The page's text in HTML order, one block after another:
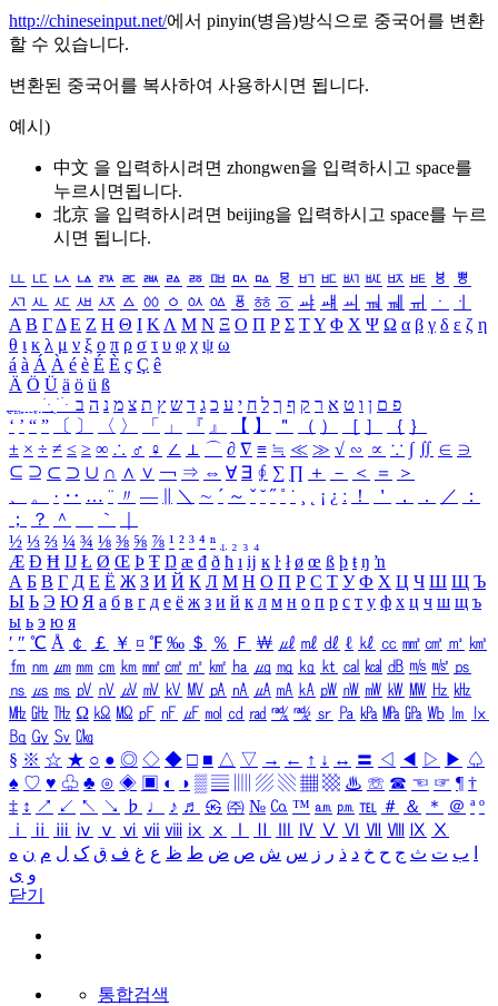
http://chineseinput.net/에서 pinyin(병음)방식으로 중국어를 변환
할 수 있습니다.
변환된 중국어를 복사하여 사용하시면 됩니다.
예시)
中文 을 입력하시려면 zhongwen을 입력하시고 space를
누르시면됩니다.
北京 을 입력하시려면 beijing을 입력하시고 space를 누르
시면 됩니다.
ㅥ ㅦ ㅧ ㅨ ㅩ ㅪ ㅫ ㅬ ㅭ ㅮ ㅯ ㅰ ㅱ ㅲ ㅳ ㅴ ㅵ ㅶ ㅷ ㅸ
ㅹ
ㅺ ㅻ ㅼ ㅽ ㅾ ㅿ ㆀ ㆁ ㆂ ㆃ ㆄ ㆅ ㆆ ㆇ ㆈ ㆉ ㆊ ㆋ ㆌ ㆍ
ㆎ
Α Β ΓΔ Ε Ζ Η Θ Ι ΚΛ Μ Ν Ξ Ο Π Ρ Σ ΤΥ Φ Χ Ψ Ω α β γ δ ε ζ η
θ ι κ λ μ ν ξ ο π ρ σ τ υ φ χ ψ ω
á à Á À é è É È ç Ç ê
Ä Ö Ü ä ö ü ß
ִֶֹ ֻּ ׁׂ פ ם ן ו ט א ר ק ף ך ל ח י ע כ ג ד ש ץ ת צ מ נ ה ב
‘ ’ “ ” 〔 〕 〈 〉 「 」 『 』 【 】 ＂ （ ） ［ ］ ｛ ｝
± × ÷ ≠ ≤ ≥ ∞ ∴ ♂ ♀ ∠ ⊥ ⌒ ∂ ∇ ≡ ≒ ≪ ≫ √ ∽ ∝ ∵ ∫ ∬ ∈ ∋
⊆ ⊇ ⊂ ⊃ ∪ ∩ ∧ ∨ ￢ ⇒ ⇔ ∀ ∃ ∮ ∑ ∏ ＋ － ＜ ＝
＞
、
。 · ‥ … ¨ 〃 ― ＼ ∼ ´ ～ ˇ ˘ ˝ ˚ ˙ ¸ ¡ ¿ ː ！ ＇ ， ． ／
：
；
？ ＾ ｀
½ ⅓ ⅔ ¼ ¾ ⅛ ⅜ ⅝ ⅞ ¹ ² ³ ⁴ ⁿ ₁ ₂ ₃ ₄
Æ Ð Ħ Ĳ Ł Ø Œ Þ Ŧ Ŋ æ đ ð ħ ı ĳ ĸ ŀ ł ø œ ß þ ŧ ŋ ŉ
А Б В Г Д Е Ё Ж З И Й К Л М Н О П Р С Т У Ф Х Ц Ч Ш Щ Ъ
Ы Ь Э Ю Я а б в г д е ё ж з и й к л м н о п р с т у ф х ц ч ш щ ъ
ы ь э ю я
′ ″ ℃ Å ￠ ￡ ￥ ¤ ℉ ‰ ＄ ％ Ｆ ￦ ㎕ ㎖ ㎗ ℓ ㎘ ㏄ ㎣ ㎤ ㎥ ㎦
㎙ ㎚ ㎛ ㎜ ㎝ ㎞ ㎟ ㎠ ㎡ ㎢ ㏊ ㎍ ㎎ ㎏ ㏏ ㎈ ㎉ ㏈ ㎧ ㎨ ㎰
㎱ ㎲ ㎳ ㎴ ㎵ ㎶ ㎷ ㎸ ㎹ ㎀ ㎁ ㎂ ㎃ ㎄ ㎺ ㎻ ㎽ ㎾ ㎿ ㎐ ㎑
㎒ ㎓ ㎔ Ω ㏀ ㏁ ㎊ ㎋ ㎌ ㏖ ㏅ ㎭ ㎮ ㎯ ㏛ ㎩ ㎪ ㎫ ㎬ ㏝ ㏐
㏓
㏃ ㏉ ㏜ ㏆
§ ※ ☆ ★ ○ ● ◎ ◇ ◆ □ ■ △ ▽ → ← ↑ ↓ ↔ 〓 ◁ ◀ ▷ ▶ ♤
♠ ♡ ♥ ♧ ♣ ⊙ ◈ ▣ ◐ ◑ ▒ ▤ ▨ ▧ ▦ ▩ ♨ ☏ ☎ ☜ ☞ ¶ †
‡ ↕ ↗ ↙ ↖ ↘ ♭ ♩ ♪ ♬ ㉿ ㈜ № ㏇ ™ ㏂ ㏘ ℡ ＃ ＆ ＊ ＠ ª º
ⅰ
ⅱ ⅲ ⅳ ⅴ ⅵ ⅶ ⅷ ⅸ ⅹ Ⅳ Ⅴ Ⅵ Ⅶ Ⅷ Ⅸ Ⅹ
ب ت ث ج ح خ د ذ ر ز س ش ص ض ط ظ ع غ ف ق ک ل م ن ه
و ی
닫기
통합검색